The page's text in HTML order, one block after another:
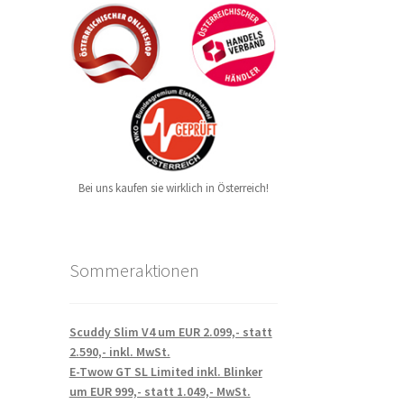
Bei uns kaufen sie wirklich in Österreich!
Sommeraktionen
Scuddy Slim V4 um EUR 2.099,- statt
2.590,- inkl. MwSt.
E-Twow GT SL Limited inkl. Blinker
um EUR 999,- statt 1.049,- MwSt.